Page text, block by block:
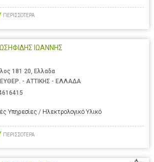
ΠΕΡΙΣΣΟΤΕΡΑ
ΙΩΑΝΝΗΣ
181 20, Ελλαδα
- ΑΤΤΙΚΗΣ - ΕΛΛΑΔΑ
Υπηρεσίες / Ηλεκτρολογικό Υλικό
ΠΕΡΙΣΣΟΤΕΡΑ